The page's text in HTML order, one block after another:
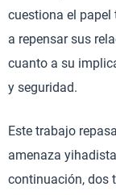
cuestiona el papel
a repensar sus
cuanto a su
y seguridad.
Este trabajo
amenaza
continuación, dos